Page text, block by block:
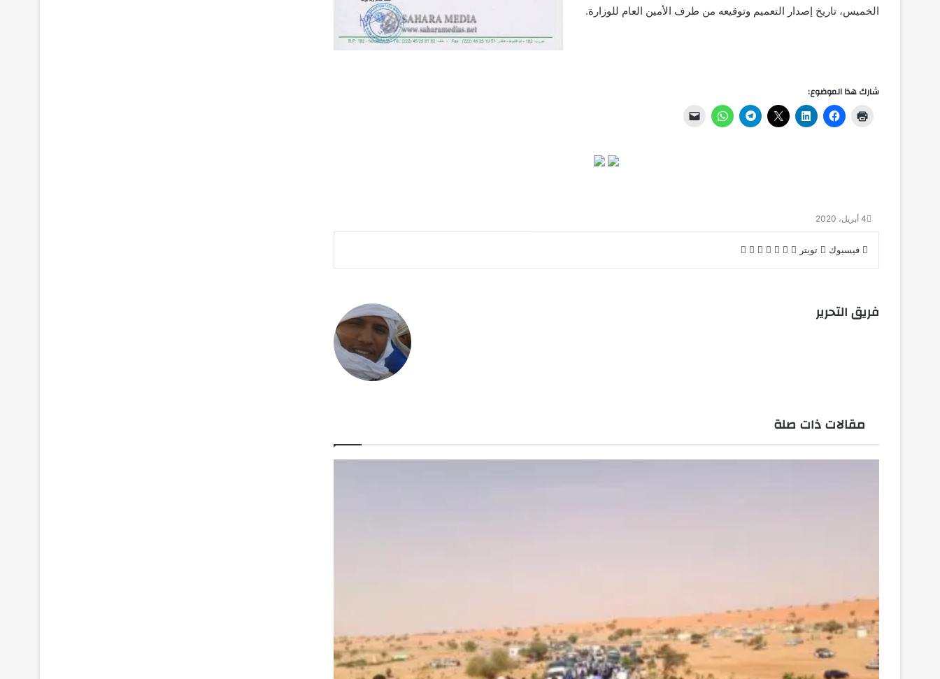
الخميس، تاريخ إصدار التعميم وتوقيعه من طرف الأمين العام للوزارة.
شارك هذا الموضوع:
4 أبريل، 2020
فيسبوك تويتر لينكدإنبينتيريستمشاركة
فريق التحرير
مقالات ذات صلة